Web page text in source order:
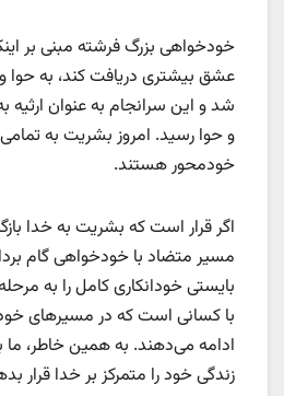
خودخواهی بزرگ فرشته مبنی بر
عشق بیشتری دریافت کند، به
شد و این سرانجام به عنوان ارثیه
و حوا رسید. امروز بشریت به
خودمحور هستند.
اگر قرار است که بشریت به خدا
مسیر متضاد با خودخواهی گام
بایستی خودانکاری کامل را به
با کسانی است که در مسیرهای
ادامه می‌دهند. به همین خاطر، ما
زندگی خود را متمرکز بر خدا قرار